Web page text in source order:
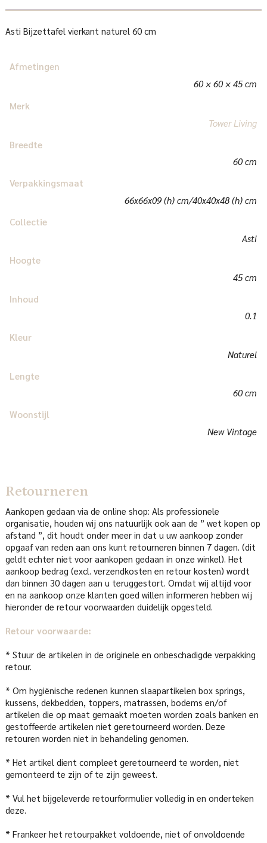
Asti Bijzettafel vierkant naturel 60 cm
Afmetingen
60 × 60 × 45 cm
Merk
Tower Living
Breedte
60 cm
Verpakkingsmaat
66x66x09 (h) cm/40x40x48 (h) cm
Collectie
Asti
Hoogte
45 cm
Inhoud
0.1
Kleur
Naturel
Lengte
60 cm
Woonstijl
New Vintage
Retourneren
Aankopen gedaan via de online shop: Als professionele
organisatie, houden wij ons natuurlijk ook aan de ” wet kopen op
afstand ”, dit houdt onder meer in dat u uw aankoop zonder
opgaaf van reden aan ons kunt retourneren binnen 7 dagen. (dit
geldt echter niet voor aankopen gedaan in onze winkel). Het
aankoop bedrag (excl. verzendkosten en retour kosten) wordt
dan binnen 30 dagen aan u teruggestort. Omdat wij altijd voor
en na aankoop onze klanten goed willen informeren hebben wij
hieronder de retour voorwaarden duidelijk opgesteld.
Retour voorwaarde:
* Stuur de artikelen in de originele en onbeschadigde verpakking
retour.
* Om hygiënische redenen kunnen slaapartikelen box springs,
kussens, dekbedden, toppers, matrassen, bodems en/of
artikelen die op maat gemaakt moeten worden zoals banken en
gestoffeerde artikelen niet geretourneerd worden. Deze
retouren worden niet in behandeling genomen.
* Het artikel dient compleet geretourneerd te worden, niet
gemonteerd te zijn of te zijn geweest.
* Vul het bijgeleverde retourformulier volledig in en onderteken
deze.
* Frankeer het retourpakket voldoende, niet of onvoldoende